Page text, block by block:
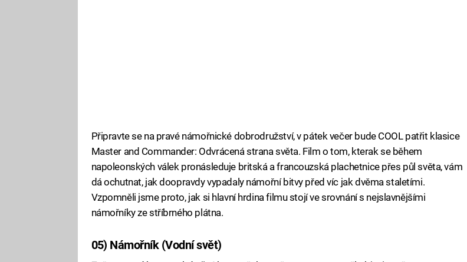
Připravte se na pravé námořnické dobrodružství, v pátek večer bude COOL patřit klasice
Master and Commander: Odvrácená strana světa. Film o tom, kterak se během
napoleonských válek pronásleduje britská a francouzská plachetnice přes půl světa, vám
dá ochutnat, jak doopravdy vypadaly námořní bitvy před víc jak dvěma staletími.
Vzpomněli jsme proto, jak si hlavní hrdina filmu stojí ve srovnání s nejslavnějšími
námořníky ze stříbrného plátna.
05) Námořník (Vodní svět)